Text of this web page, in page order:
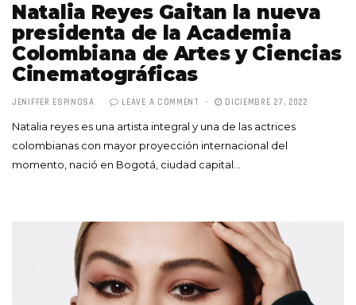
Natalia Reyes Gaitan la nueva
presidenta de la Academia
Colombiana de Artes y Ciencias
Cinematográficas
JENIFFER ESPINOSA LEAVE A COMMENT DICIEMBRE 27, 2022
Natalia reyes es una artista integral y una de las actrices
colombianas con mayor proyección internacional del
momento, nació en Bogotá, ciudad capital…